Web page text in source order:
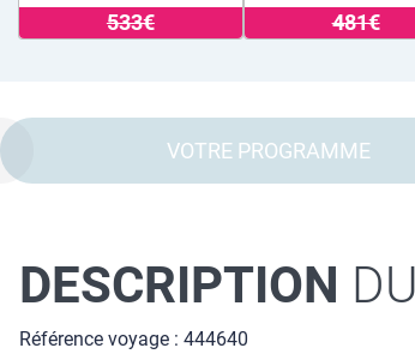
533€ 481€
VOTRE PROGRAMME
DESCRIPTION
Référence voyage : 444640